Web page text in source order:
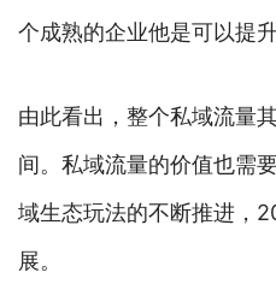
个成熟的企业他是可以提升
由此看出，整个私域流量
间。私域流量的价值也需
域生态玩法的不断推进，
展。